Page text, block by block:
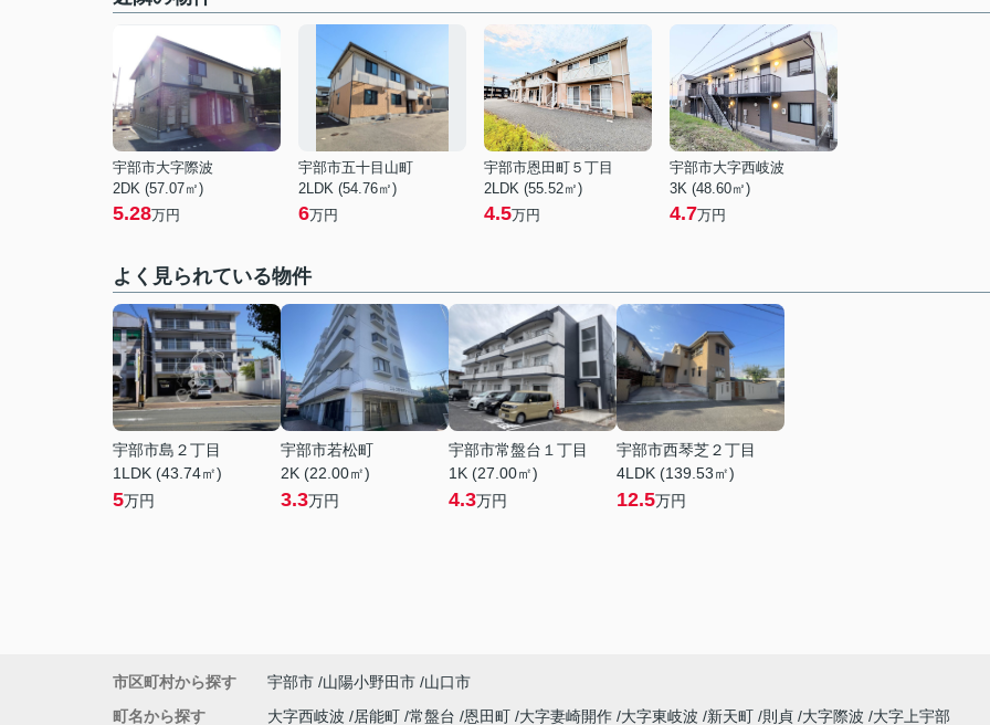
宇部市大字際波
2DK (57.07㎡)
5.28万円
宇部市五十目山町
2LDK (54.76㎡)
6万円
宇部市恩田町５丁目
2LDK (55.52㎡)
4.5万円
宇部市大字西岐波
3K (48.60㎡)
4.7万円
よく見られている物件
宇部市島２丁目
1LDK (43.74㎡)
5万円
宇部市若松町
2K (22.00㎡)
3.3万円
宇部市常盤台１丁目
1K (27.00㎡)
4.3万円
宇部市西琴芝２丁目
4LDK (139.53㎡)
12.5万円
市区町村から探す 宇部市 山陽小野田市 山口市
町名から探す
大字西岐波 居能町 常盤台 恩田町 大字妻崎開作 大字東岐波 新天町 則貞 大字際波
大字上宇部